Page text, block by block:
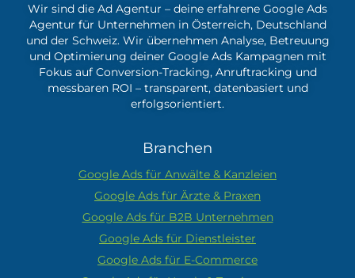
Wir sind die Ad Agentur – deine erfahrene Google Ads
Agentur für Unternehmen in Österreich, Deutschland
und der Schweiz. Wir übernehmen Analyse, Betreuung
und Optimierung deiner Google Ads Kampagnen mit
Fokus auf Conversion-Tracking, Anruftracking und
messbaren ROI – transparent, datenbasiert und
erfolgsorientiert.
Branchen
Google Ads für Anwälte & Kanzleien
Google Ads für Ärzte & Praxen
Google Ads für B2B Unternehmen
Google Ads für Dienstleister
Google Ads für E-Commerce